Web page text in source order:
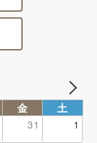
金 土
31
1